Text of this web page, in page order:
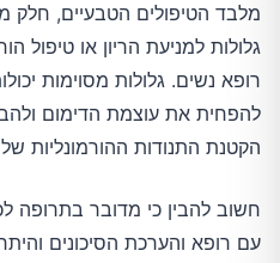
מלבד הטיפולים הטבעיים, חלק
גלולות למניעת הריון או טיפול
רופא נשים. גלולות מסוימות
להפחית את עוצמת הדימום
הקטנת התנודות ההורמונליות
חשוב להבין כי מדובר בתרופה
עם רופא והערכת הסיכונים